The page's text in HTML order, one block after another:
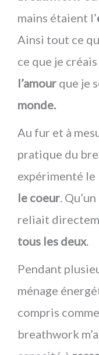
mains étaient l’
Ainsi tout ce
ce que je
l’amour que je
monde.
Au fur et à
pratique du
expérimenté
le coeur. Qu’un
reliait
tous les deux.
Pendant
ménage
compris
breathwork